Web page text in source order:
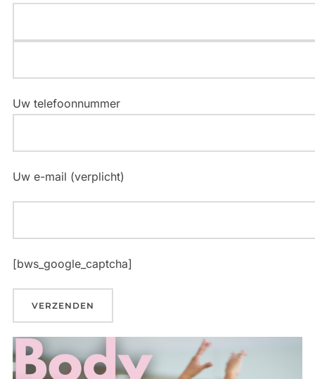
Uw telefoonnummer
Uw e-mail (verplicht)
[bws_google_captcha]